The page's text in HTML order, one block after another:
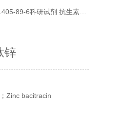
89-6科研试剂 抗生素试剂 杆菌肽锌
锌
Zinc bacitracin